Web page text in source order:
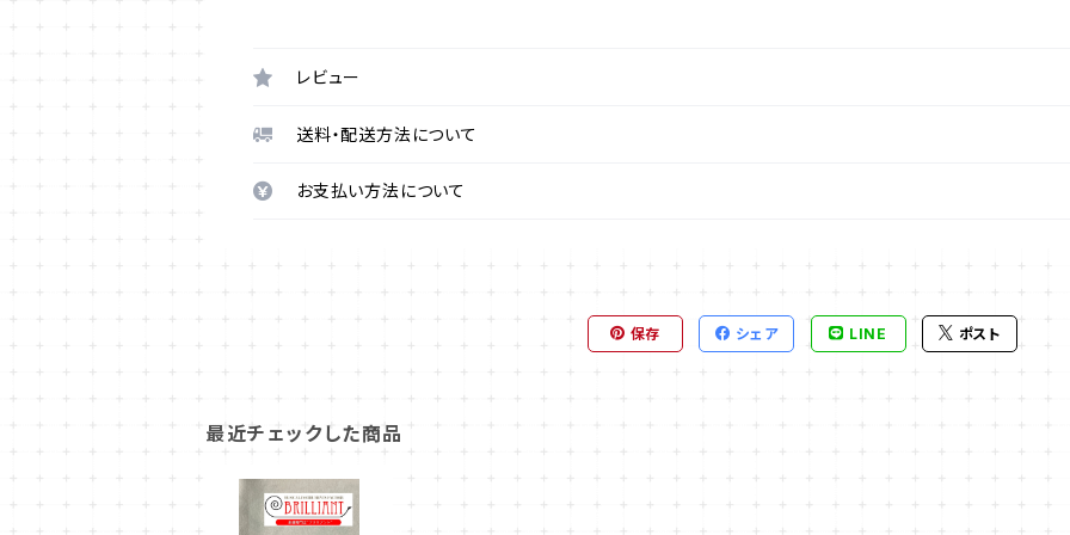
レビュー
送料・配送方法について
お支払い方法について
保存 シェア LINE ポスト
最近チェックした商品